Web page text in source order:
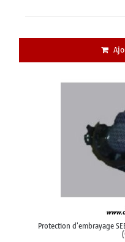
Protection d'embrayage